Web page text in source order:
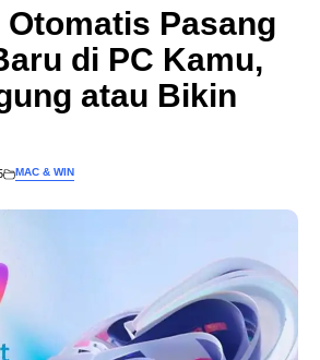
Pasang
di PC Kamu,
atau Bikin
MAC & WIN